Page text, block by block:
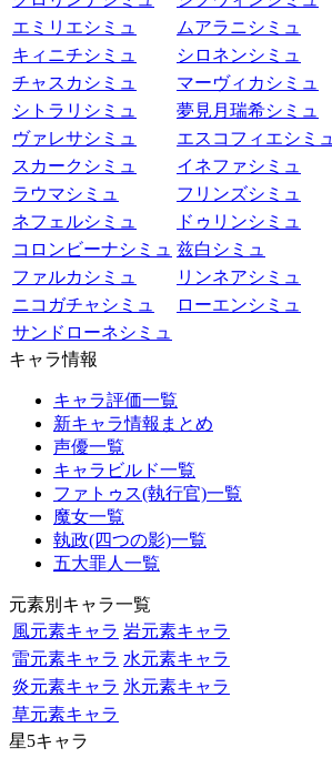
エミリエシミュ
ムアラニシミュ
キィニチシミュ
シロネンシミュ
チャスカシミュ
マーヴィカシミュ
シトラリシミュ
夢見月瑞希シミュ
ヴァレサシミュ
エスコフィエシミュ
スカークシミュ
イネファシミュ
ラウマシミュ
フリンズシミュ
ネフェルシミュ
ドゥリンシミュ
コロンビーナシミュ 兹白シミュ
ファルカシミュ
リンネアシミュ
ニコガチャシミュ
ローエンシミュ
サンドローネシミュ
キャラ情報
キャラ評価一覧
新キャラ情報まとめ
声優一覧
キャラビルド一覧
ファトゥス(執行官)一覧
魔女一覧
執政(四つの影)一覧
五大罪人一覧
元素別キャラ一覧
風元素キャラ 岩元素キャラ
雷元素キャラ 水元素キャラ
炎元素キャラ 氷元素キャラ
草元素キャラ
星5キャラ